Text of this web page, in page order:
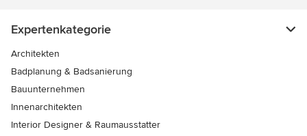
Expertenkategorie
Architekten
Badplanung & Badsanierung
Bauunternehmen
Innenarchitekten
Interior Designer & Raumausstatter